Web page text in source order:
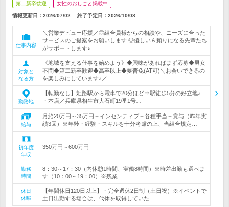
第二新卒歓迎 女性のおしごと掲載中
情報更新日：2026/07/02 終了予定日： 2026/10/08
仕事内容
＼営業デビュー応援／◎組合員様からの相談や、ニーズに合った
サービスのご提案をお願いします ◎優しい＆頼りになる先輩たち
がサポートします♪
対象と
なる方
《地域を支える仕事を始めよう》◆興味があればまず応募◆男女
不問◆第二新卒歓迎◆高卒以上◆要普免(AT可)＼お会いできるの
を楽しみにしています♪／
勤務地
【転勤なし】姫路駅から電車で20分ほど⇒駅徒歩5分の好立地♪
・本店／兵庫県相生市大石町19番1号…
給与
月給20万円～35万円＋インセンティブ＋各種手当＋賞与（昨年実
績3回）※年齢・経験・スキルを十分考慮の上、当組合規定…
初年度
年収
350万円～600万円
勤務
時間
8：30～17：30（内休憩1時間、実働8時間）※時差出勤も選べま
す（10：00～19：00）※残業…
休日
休暇
【年間休日120日以上】・完全週休2日制（土日祝）※イベントで
土日出勤する場合は、代休を取得していた…